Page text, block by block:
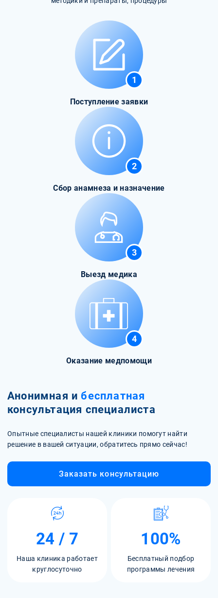
1
Поступление заявки
2
Сбор анамнеза и назначение
3
Выезд медика
4
Оказание медпомощи
Анонимная и бесплатная
консультация специалиста
Опытные специалисты нашей клиники помогут найти
решение в вашей ситуации, обратитесь прямо сейчас!
Заказать консультацию
24 / 7
Наша клиника работает
круглосуточно
100%
Бесплатный подбор
программы лечения